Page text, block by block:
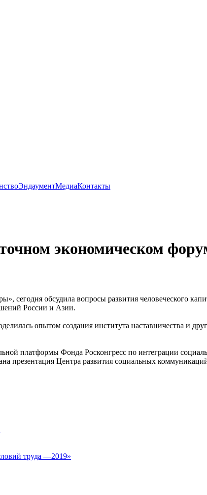
ЭндаументМедиаКонтакты
экономическом
сегодня обсудила вопросы развития человеческого
России и Азии.
опытом создания института наставничества и
платформы Фонда Росконгресс по интеграции
Центра развития социальных
труда —2019»